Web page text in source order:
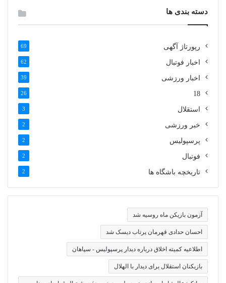
دسته بندی ها
رپورتاژ آگهی 69
اخبار فوتبال 62
اخبار ورزشی 39
18
26
استقلال 3
خبر ورزشی 2
پرسپولیس 2
فوتبال 2
تاریخچه باشگاه ها 2
آزمون بازیکن ماه روسیه شد
احسان حدادی قهرمان پرتاب دیسک شد
اطلاعیه کمیته اخلاق درباره دیدار پرسپولیس - سپاهان
بازیکنان استقلال برای دیدار با الهلال